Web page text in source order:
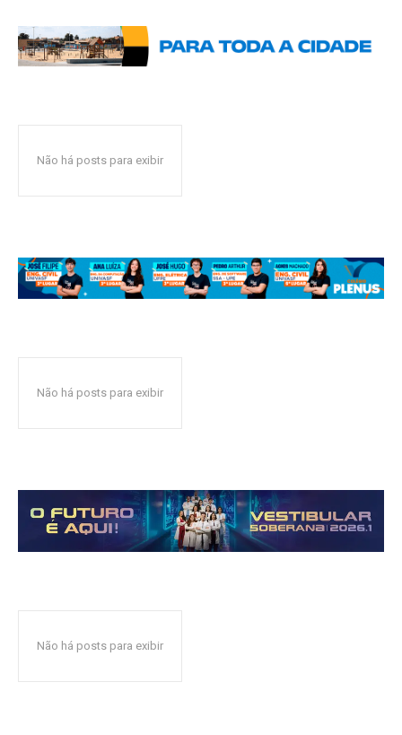
Não há posts para exibir
Não há posts para exibir
Não há posts para exibir